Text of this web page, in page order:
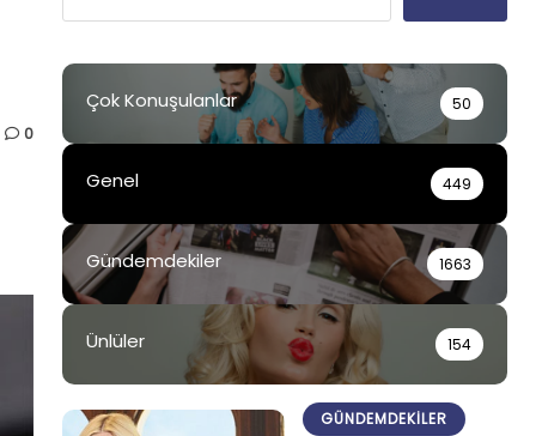
0
Çok Konuşulanlar 50
Genel 449
Gündemdekiler 1663
Ünlüler 154
GÜNDEMDEKILER